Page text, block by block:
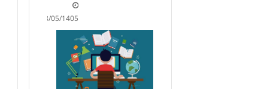
18/05/1405